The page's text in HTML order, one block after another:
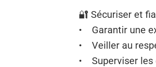
🔐 Sécuriser et
• Garantir une
• Veiller au
• Superviser les